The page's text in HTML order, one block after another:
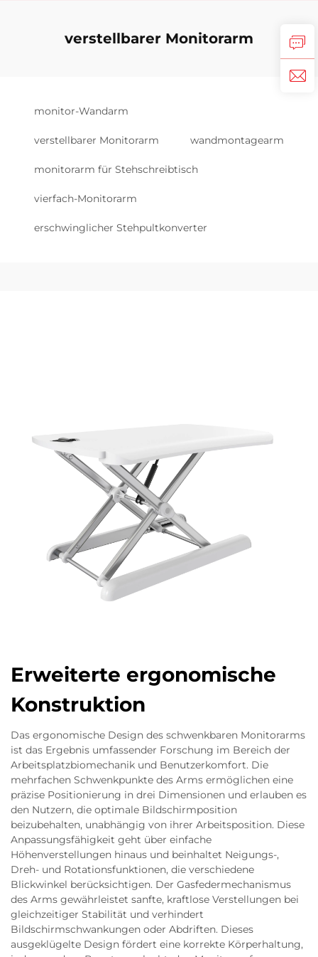
verstellbarer Monitorarm
monitor-Wandarm
verstellbarer Monitorarm wandmontagearm
monitorarm für Stehschreibtisch
vierfach-Monitorarm
erschwinglicher Stehpultkonverter
Erweiterte ergonomische
Konstruktion
Das ergonomische Design des schwenkbaren Monitorarms
ist das Ergebnis umfassender Forschung im Bereich der
Arbeitsplatzbiomechanik und Benutzerkomfort. Die
mehrfachen Schwenkpunkte des Arms ermöglichen eine
präzise Positionierung in drei Dimensionen und erlauben es
den Nutzern, die optimale Bildschirmposition
beizubehalten, unabhängig von ihrer Arbeitsposition. Diese
Anpassungsfähigkeit geht über einfache
Höhenverstellungen hinaus und beinhaltet Neigungs-,
Dreh- und Rotationsfunktionen, die verschiedene
Blickwinkel berücksichtigen. Der Gasfedermechanismus
des Arms gewährleistet sanfte, kraftlose Verstellungen bei
gleichzeitiger Stabilität und verhindert
Bildschirmschwankungen oder Abdriften. Dieses
ausgeklügelte Design fördert eine korrekte Körperhaltung,